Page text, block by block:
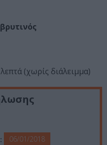
(χωρίς διάλειμμα)
06/01/2018